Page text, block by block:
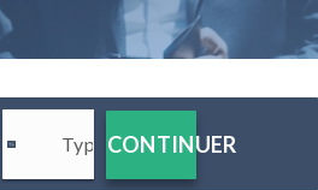
CONTINUER